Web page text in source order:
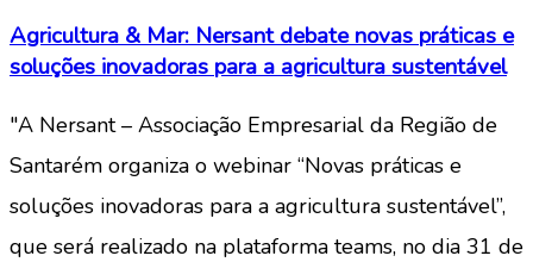
Agricultura & Mar: Nersant debate novas práticas e
soluções inovadoras para a agricultura sustentável
"A Nersant – Associação Empresarial da Região de
Santarém organiza o webinar “Novas práticas e
soluções inovadoras para a agricultura sustentável”,
que será realizado na plataforma teams, no dia 31 de